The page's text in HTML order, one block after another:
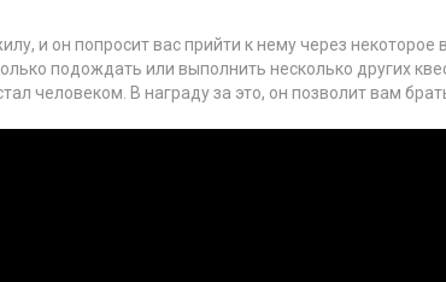
и он попросит вас прийти к нему через
подождать или выполнить несколько других
человеком. В награду за это, он позволит вам